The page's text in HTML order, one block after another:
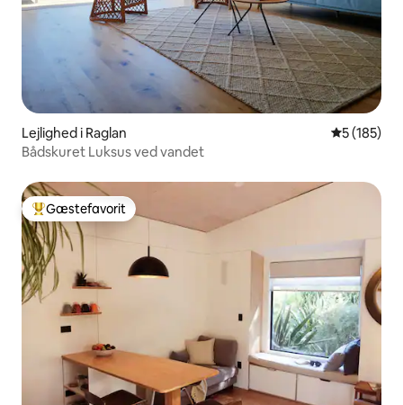
Lejlighed i Raglan 5 ud af 5 i
5 (185)
Bådskuret Luksus ved vandet
Bedste gæstefavorit
Gæstefavorit